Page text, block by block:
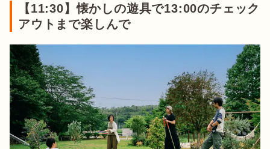
【11:30】懐かしの遊具で13:00のチェック
アウトまで楽しんで